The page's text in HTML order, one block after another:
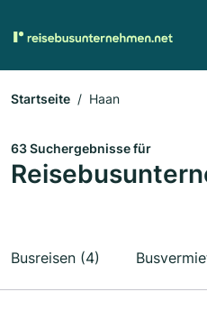
Startseite Haan
63 Suchergebnisse für
Busreisen (4)